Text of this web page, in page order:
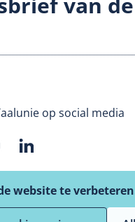
op social media
website te